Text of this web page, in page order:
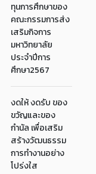
ทุนการศึกษาของ
คณะกรรมการส่ง
เสริมกิจการ
มหาวิทยาลัย
ประจำปีการ
ศึกษา2567
งดให้ งดรับ ของ
ขวัญและของ
กำนัล เพื่อเสริม
สร้างวัฒนธรรม
การทำงานอย่าง
โปร่งใส